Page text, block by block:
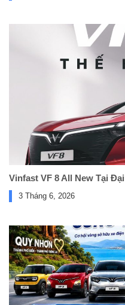
Vinfast VF 8 All New Tại
3 Tháng 6, 2026